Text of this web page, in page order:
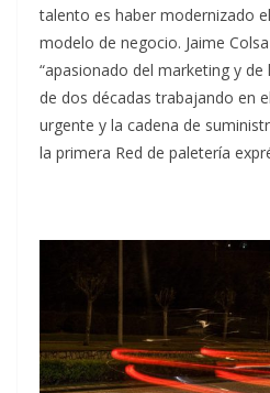
talento es haber modernizado
modelo de negocio. Jaime
“apasionado del marketing y
de dos décadas trabajando en
urgente y la cadena de
la primera Red de paletería